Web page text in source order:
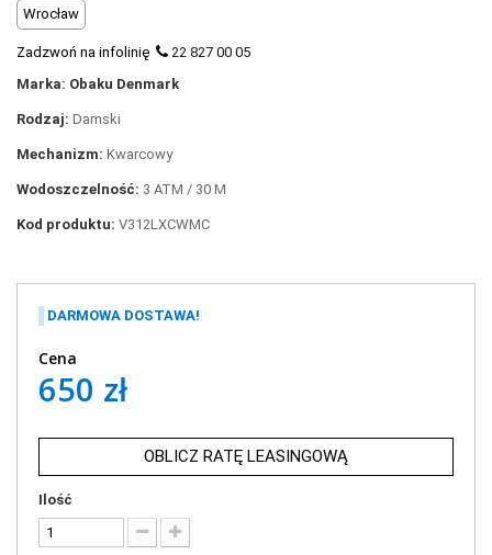
Wrocław
Zadzwoń na infolinię
22 827 00 05
Marka: Obaku Denmark
Rodzaj: Damski
Mechanizm: Kwarcowy
Wodoszczelność: 3 ATM / 30 M
Kod produktu: V312LXCWMC
DARMOWA DOSTAWA!
Cena
650 zł
OBLICZ RATĘ LEASINGOWĄ
Ilość